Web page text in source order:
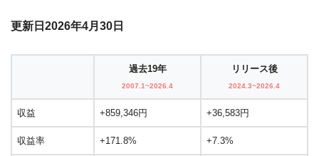
更新日2026年4月30日
過去19年
2007.1~2026.4
リリース後
2024.3~2026.4
収益 +859,346円 +36,583円
収益率 +171.8% +7.3%